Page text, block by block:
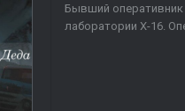
Бывший оперативник
лаборатории X-16.